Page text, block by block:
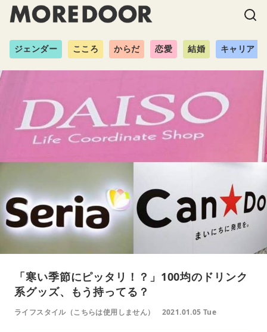
ジェンダー こころ からだ 恋愛 結婚 キャリア
「寒い季節にピッタリ！？」100均のドリンク
系グッズ、もう持ってる？
ライフスタイル（こちらは使用しません） 2021.01.05 Tue